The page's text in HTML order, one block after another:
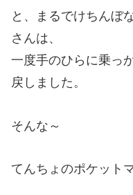
と、まるでけちんぼ
さんは、
一度手のひらに乗っ
戻しました。
そんな～
てんちょのポケット